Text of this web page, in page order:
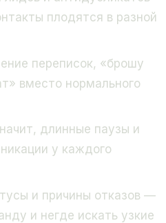
плодятся в разной
переписок, «брошу
вместо нормального
длинные паузы и
у каждого
и причины отказов —
и негде искать узкие